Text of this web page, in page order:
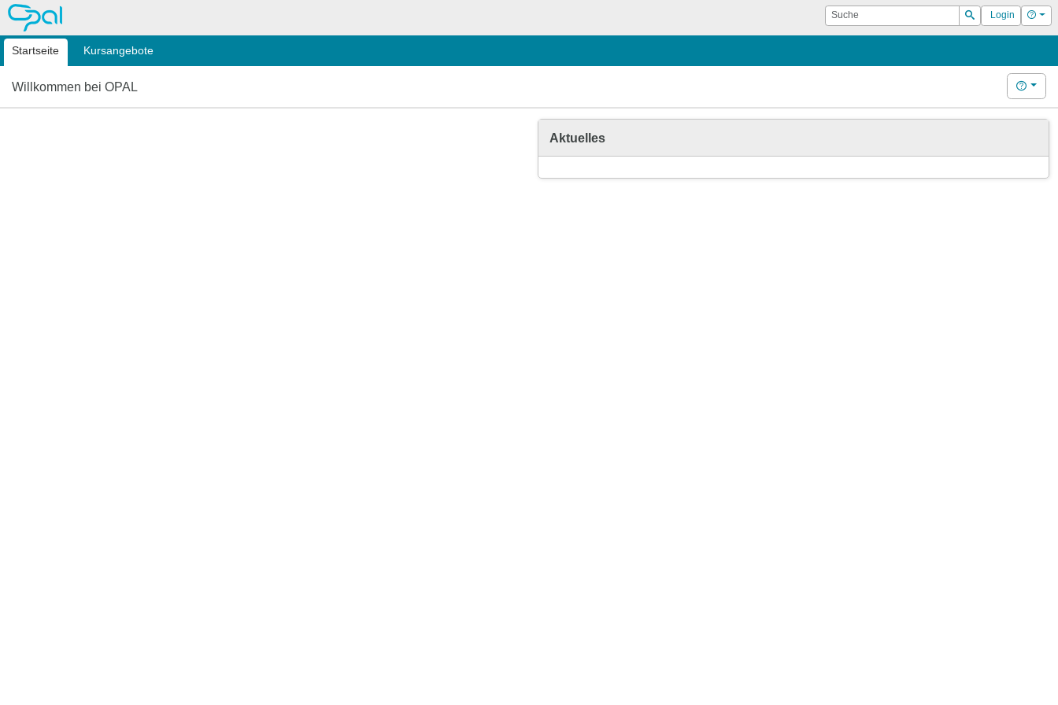
OPAL Suche
Suchen
Login Hilfe
Startseite Kursangebote
Willkommen bei OPAL Hilfe
Aktuelles